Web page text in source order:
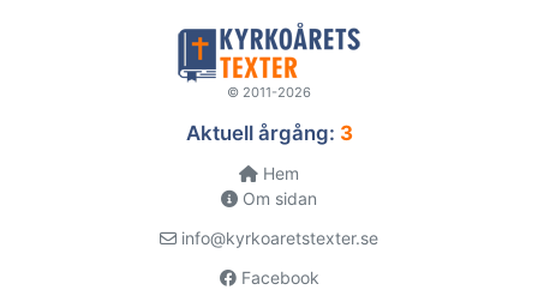
© 2011-2026
Aktuell årgång: 3
Hem
Om sidan
info@kyrkoaretstexter.se
Facebook